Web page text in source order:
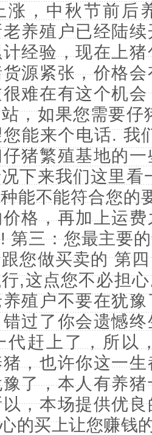
涨，中秋节前后
养殖户已经陆
经验，现在上
源紧张，价格
难在有这个机
，如果您需要仔
能来个电话. 我
猪繁殖基地的
下来我们这里看
能不能符合您的
格，再加上运
第三：您最主要
您做买卖的 第
,这点您不必担
殖户不要在犹
过了你会遗憾
代赶上了，所以
，也许你这一
了，本人有养
，本场提供优
的买上让您赚钱